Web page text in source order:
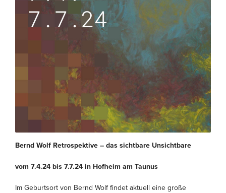
Bernd Wolf Retrospektive – das sichtbare Unsichtbare
vom 7.4.24 bis 7.7.24 in Hofheim am Taunus
Im Geburtsort von Bernd Wolf findet aktuell eine große